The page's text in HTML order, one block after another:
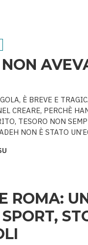
È BREVE E
CREARE, PERCHÈ
TESORO NON
NON È STATO
ROMA: